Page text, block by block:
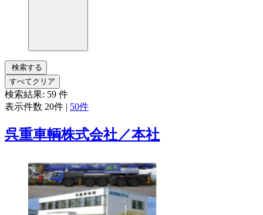
検索する
すべてクリア
検索結果: 59 件
表示件数 20件 | 50件
呉重車輌株式会社／本社